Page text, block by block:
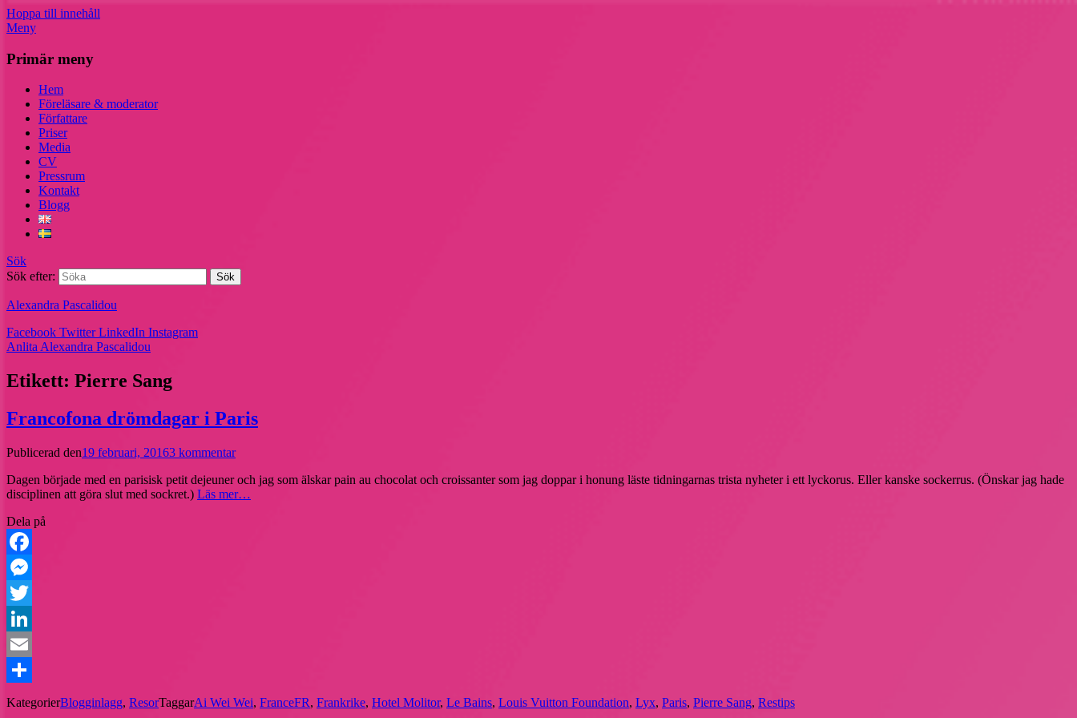
Hoppa till innehåll
Meny
Primär meny
Hem
Föreläsare & moderator
Författare
Priser
Media
CV
Pressrum
Kontakt
Blogg
Sök
Sök efter:
Alexandra Pascalidou
Facebook Twitter LinkedIn Instagram
Anlita Alexandra Pascalidou
Etikett: Pierre Sang
Francofona drömdagar i Paris
Publicerad den19 februari, 20163 kommentar
Dagen började med en parisisk petit dejeuner och jag som älskar pain au chocolat och croissanter som jag doppar i honung läste tidningarnas trista nyheter i ett lyckorus. Eller kanske sockerrus. (Önskar jag hade
disciplinen att göra slut med sockret.) Läs mer…
Dela på
Facebook
Messenger
Twitter
LinkedIn
Email
Dela
KategorierBlogginlagg, ResorTaggarAi Wei Wei, FranceFR, Frankrike, Hotel Molitor, Le Bains, Louis Vuitton Foundation, Lyx, Paris, Pierre Sang, Restips